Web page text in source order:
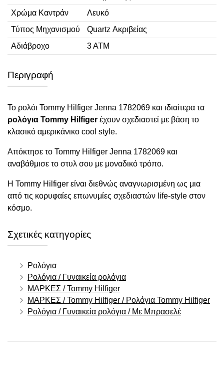
Χρώμα Καντράν
Λευκό
Τύπος Μηχανισμού
Quartz Ακριβείας
Αδιάβροχο
3 ΑΤΜ
Περιγραφή
Το ρολόι Tommy Hilfiger Jenna 1782069 και ιδιαίτερα τα
ρολόγια Tommy Hilfiger έχουν σχεδιαστεί με βάση το
κλασικό αμερικάνικο cool style.
Απόκτησε το Tommy Hilfiger Jenna 1782069 και
αναβάθμισε το στυλ σου με μοναδικό τρόπο.
Η Tommy Hilfiger είναι διεθνώς αναγνωρισμένη ως μια
από τις κορυφαίες επωνυμίες σχεδιαστών life-style στον
κόσμο.
Σχετικές κατηγορίες
Ρολόγια
Ρολόγια / Γυναικεία ρολόγια
ΜΑΡΚΕΣ / Tommy Hilfiger
ΜΑΡΚΕΣ / Tommy Hilfiger / Ρολόγια Tommy Hilfiger
Ρολόγια / Γυναικεία ρολόγια / Με Μπρασελέ